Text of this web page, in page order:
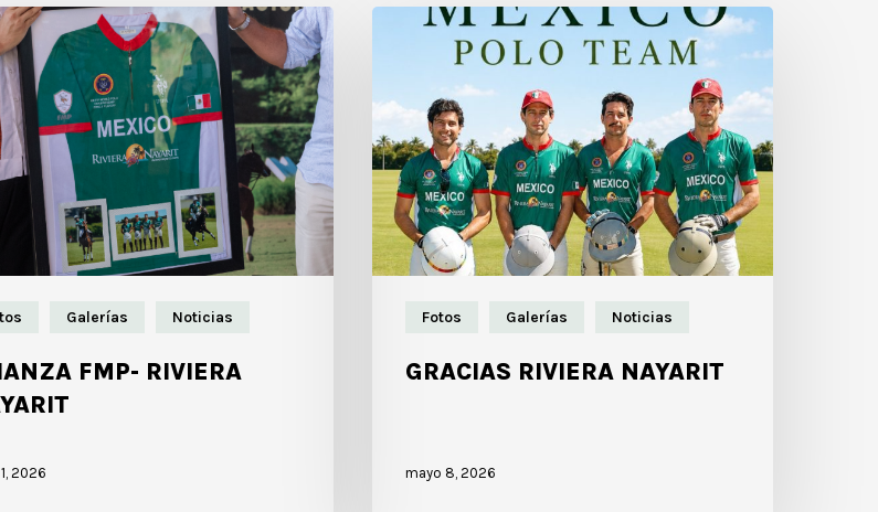
Galerías Noticias
FMP- RIVIERA
2026
Fotos Galerías Noticias
GRACIAS RIVIERA NAYARIT
mayo 8, 2026